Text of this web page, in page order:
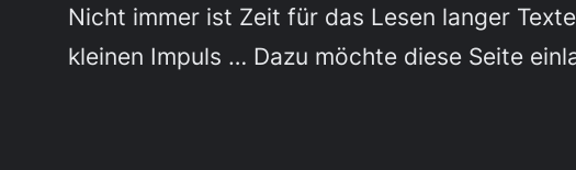
Nicht immer ist Zeit für das Lesen langer
kleinen Impuls … Dazu möchte diese Seite